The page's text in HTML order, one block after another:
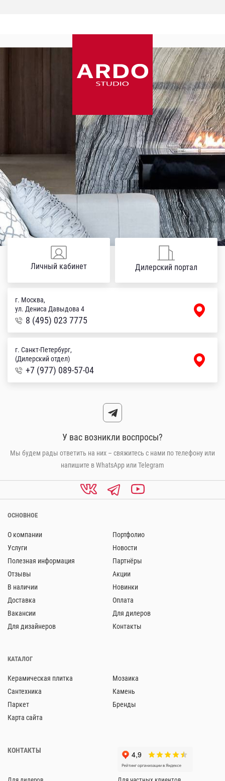
г. Москва,
ул. Дениса Давыдова 4
8 (495) 023 7775
г. Санкт-Петербург,
(Дилерский отдел)
+7 (977) 089-57-04
Личный кабинет Дилерский портал
У вас возникли воспросы?
Мы будем рады ответить на них – свяжитесь с нами по телефону или
напишите в WhatsApp или Telegram
ОСНОВНОЕ
О компании
Портфолио
Услуги
Новости
Полезная информация
Партнёры
Отзывы
Акции
В наличии
Новинки
Доставка
Оплата
Вакансии
Для дилеров
Для дизайнеров
Контакты
КАТАЛОГ
Керамическая плитка
Мозаика
Сантехника
Камень
Паркет
Бренды
Карта сайта
КОНТАКТЫ